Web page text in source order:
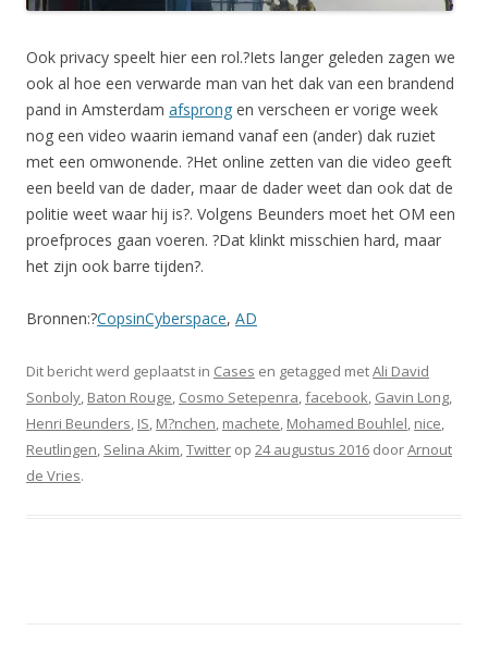
Ook privacy speelt hier een rol.?Iets langer geleden zagen we
ook al hoe een verwarde man van het dak van een brandend
pand in Amsterdam afsprong en verscheen er vorige week
nog een video waarin iemand vanaf een (ander) dak ruziet
met een omwonende. ?Het online zetten van die video geeft
een beeld van de dader, maar de dader weet dan ook dat de
politie weet waar hij is?. Volgens Beunders moet het OM een
proefproces gaan voeren. ?Dat klinkt misschien hard, maar
het zijn ook barre tijden?.
Bronnen:?CopsinCyberspace, AD
Dit bericht werd geplaatst in Cases en getagged metAli David
Sonboly, Baton Rouge, Cosmo Setepenra,facebook, Gavin Long,
Henri Beunders, IS, M?nchen, machete, Mohamed Bouhlel, nice,
Reutlingen, Selina Akim,Twitter op 24 augustus 2016 doorArnout
de Vries.